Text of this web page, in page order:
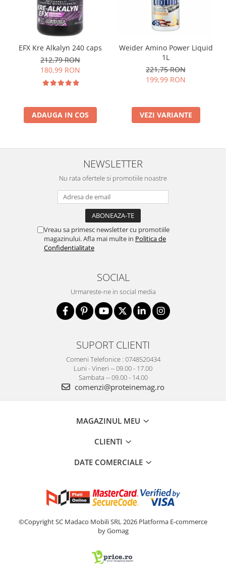
EFX Kre Alkalyn 240 caps
212,79 RON
180,99 RON
ADAUGA IN COS
Weider Amino Power Liquid
1L
221,75 RON
199,99 RON
VEZI VARIANTE
NEWSLETTER
Nu rata ofertele si promotiile noastre
Vreau sa primesc newsletter cu promotiile
magazinului. Afla mai multe in Politica de
Confidentialitate
SOCIAL
Urmareste-ne in social media
SUPORT CLIENTI
Comeni Telefonice : 0748520434
Luni - Vineri -- 09.00 - 17.00
Sambata -- 09.00 - 14.00
comenzi@proteinemag.ro
MAGAZINUL MEU
CLIENTI
DATE COMERCIALE
©Copyright SC Madaco Mobili SRL 2026 Platforma E-commerce
by Gomag